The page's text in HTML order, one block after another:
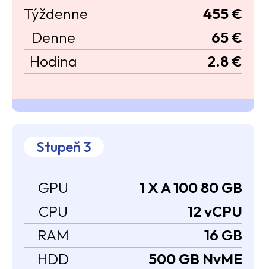
Týždenne
455 €
Denne
65 €
Hodina
2.8 €
Stupeň 3
GPU
1 X A 100 80 GB
CPU
12 vCPU
RAM
16 GB
HDD
500 GB NvME